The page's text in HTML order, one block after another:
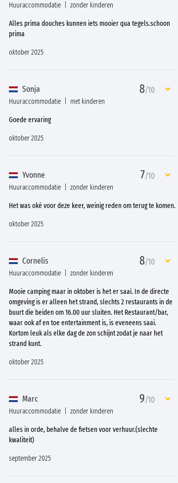
Huuraccommodatie zonder kinderen
Alles prima douches kunnen iets mooier qua tegels.schoon
prima
oktober 2025
Sonja 8/10
Huuraccommodatie met kinderen
Goede ervaring
oktober 2025
Yvonne 7/10
Huuraccommodatie zonder kinderen
Het was oké voor deze keer, weinig reden om terug te komen.
oktober 2025
Cornelis 8/10
Huuraccommodatie zonder kinderen
Mooie camping maar in oktober is het er saai. In de directe
omgeving is er alleen het strand, slechts 2 restaurants in de
buurt die beiden om 16.00 uur sluiten. Het Restaurant/bar,
waar ook af en toe entertainment is, is eveneens saai.
Kortom leuk als elke dag de zon schijnt zodat je naar het
strand kunt.
oktober 2025
Marc 9/10
Huuraccommodatie zonder kinderen
alles in orde, behalve de fietsen voor verhuur.(slechte
kwaliteit)
september 2025